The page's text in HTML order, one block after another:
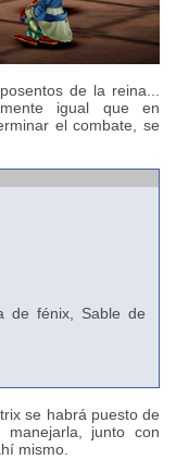
de la reina...
igual que en
el combate, se
de fénix, Sable de
se habrá puesto de
junto con
mismo.